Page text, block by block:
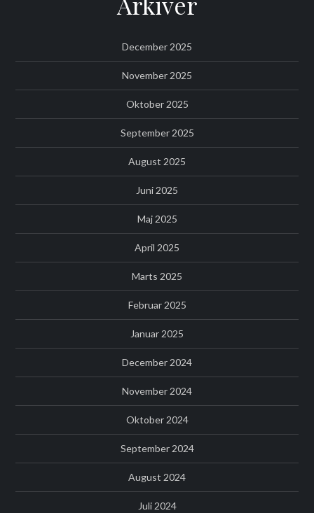
December 2025
November 2025
Oktober 2025
September 2025
August 2025
Juni 2025
Maj 2025
April 2025
Marts 2025
Februar 2025
Januar 2025
December 2024
November 2024
Oktober 2024
September 2024
August 2024
Juli 2024